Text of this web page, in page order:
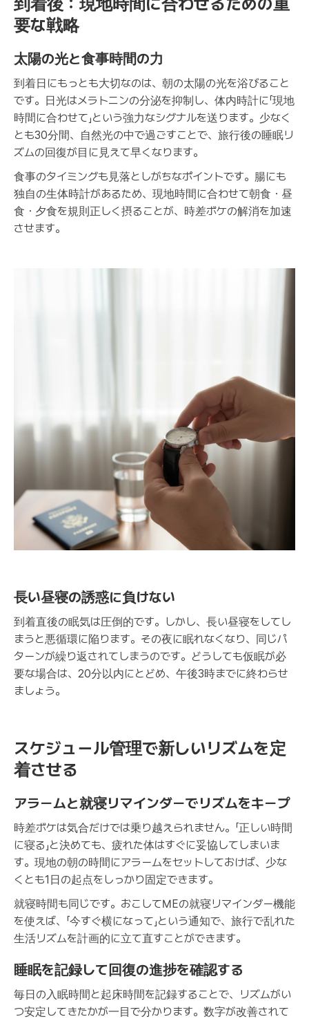
要な戦略
太陽の光と食事時間の力
到着日にもっとも大切なのは、朝の太陽の光を浴びること
です。日光はメラトニンの分泌を抑制し、体内時計に「現地
時間に合わせて」という強力なシグナルを送ります。少なく
とも30分間、自然光の中で過ごすことで、旅行後の睡眠リ
ズムの回復が目に見えて早くなります。
食事のタイミングも見落としがちなポイントです。腸にも
独自の生体時計があるため、現地時間に合わせて朝食・昼
食・夕食を規則正しく摂ることが、時差ボケの解消を加速
させます。
長い昼寝の誘惑に負けない
到着直後の眠気は圧倒的です。しかし、長い昼寝をしてし
まうと悪循環に陥ります。その夜に眠れなくなり、同じパ
ターンが繰り返されてしまうのです。どうしても仮眠が必
要な場合は、20分以内にとどめ、午後3時までに終わらせ
ましょう。
スケジュール管理で新しいリズムを定
着させる
アラームと就寝リマインダーでリズムをキープ
時差ボケは気合だけでは乗り越えられません。「正しい時間
に寝る」と決めても、疲れた体はすぐに妥協してしまいま
す。現地の朝の時間にアラームをセットしておけば、少な
くとも1日の起点をしっかり固定できます。
就寝時間も同じです。おこしてMEの就寝リマインダー機能
を使えば、「今すぐ横になって」という通知で、旅行で乱れた
生活リズムを計画的に立て直すことができます。
睡眠を記録して回復の進捗を確認する
毎日の入眠時間と起床時間を記録することで、リズムがい
つ安定してきたかが一目で分かります。数字が改善されて